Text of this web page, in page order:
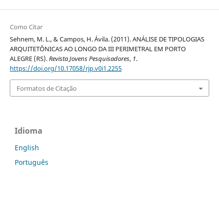
Como Citar
Sehnem, M. L., & Campos, H. Ávila. (2011). ANÁLISE DE TIPOLOGIAS
ARQUITETÔNICAS AO LONGO DA III PERIMETRAL EM PORTO
ALEGRE (RS).Revista Jovens Pesquisadores, 1.
https://doi.org/10.17058/rjp.v0i1.2255
Formatos de Citação
Idioma
English
Português